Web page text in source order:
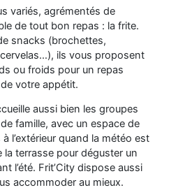
variés, agrémentés de
de tout bon repas : la frite.
snacks (brochettes,
ils vous proposent
ou froids pour un repas
votre appétit.
aussi bien les groupes
famille, avec un espace de
l’extérieur quand la météo est
la terrasse pour déguster un
l’été. Frit’City dispose aussi
accommoder au mieux.